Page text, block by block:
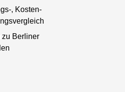
, Kosten-
zu Berliner